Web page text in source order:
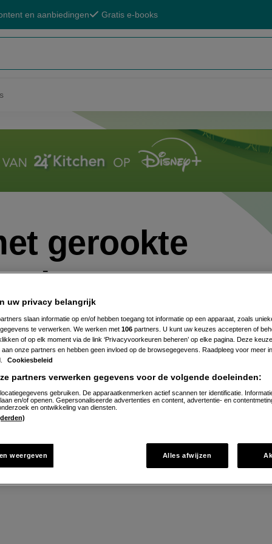
en aanbiedingen Gratis e-books
gerookte
Beoordeel
'Pasta
met
gerookte
zalmsnippers'
Deze komt vast en zeker vaker terug in je
min. voorbereiden
uw privacy belangrijk
slaan informatie op en/of hebben toegang tot informatie op een apparaat, zoals
te verwerken. We werken met 106 partners. U kunt uw keuzes accepteren of
of op elk moment via de link ‘Privacyvoorkeuren beheren’ op elke pagina. Deze
onze partners en hebben geen invloed op de browsegegevens. Raadpleeg voor meer
Cookiesbeleid
partners verwerken gegevens voor de volgende doeleinden:
gebruiken. De apparaatkenmerken actief scannen ter identificatie.
en/of openen. Gepersonaliseerde advertenties en content, advertentie- en
en ontwikkeling van diensten.
weergeven Alles afwijzen